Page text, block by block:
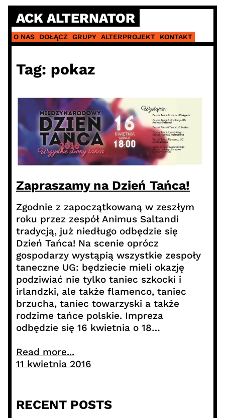
Skip
content
ACK ALTERNATOR
O NAS DOŁĄCZ GRUPY ALTERPROJEKT KONTAKT
Tag: pokaz
Zapraszamy na Dzień Tańca!
Zgodnie z zapoczątkowaną w zeszłym
roku przez zespół Animus Saltandi
tradycją, już niedługo odbędzie się
Dzień Tańca! Na scenie oprócz
gospodarzy wystąpią wszystkie zespoły
taneczne UG: będziecie mieli okazję
podziwiać nie tylko taniec szkocki i
irlandzki, ale także flamenco, taniec
brzucha, taniec towarzyski a także
rodzime tańce polskie. Impreza
odbędzie się 16 kwietnia o 18…
Read more...
11 kwietnia 2016
RECENT POSTS